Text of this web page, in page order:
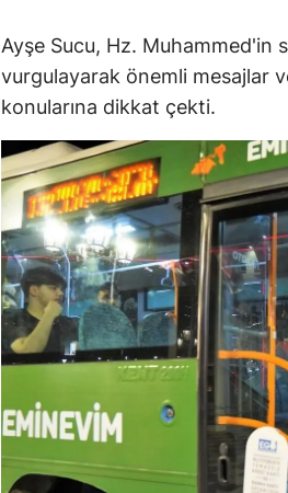
Ayşe Sucu, Hz. Muhammed'in
vurgulayarak önemli mesajlar
konularına dikkat çekti.